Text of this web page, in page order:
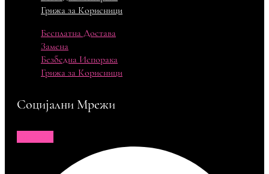
Грижа за Корисници
Бесплатна Достава
Замена
Безбедна Испорака
Грижа за Корисници
Социјални Мрежи